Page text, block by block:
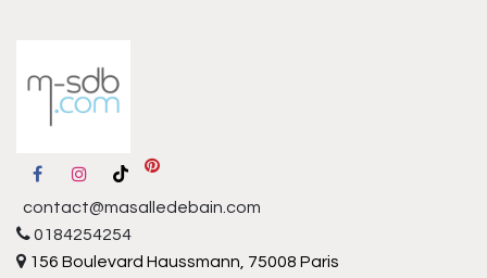
contact@masalledebain.com
0184254254
156 Boulevard Haussmann, 75008 Paris